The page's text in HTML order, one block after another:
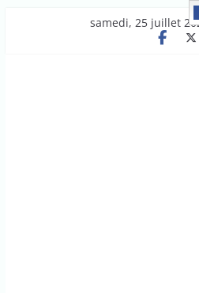
samedi, 25 juillet